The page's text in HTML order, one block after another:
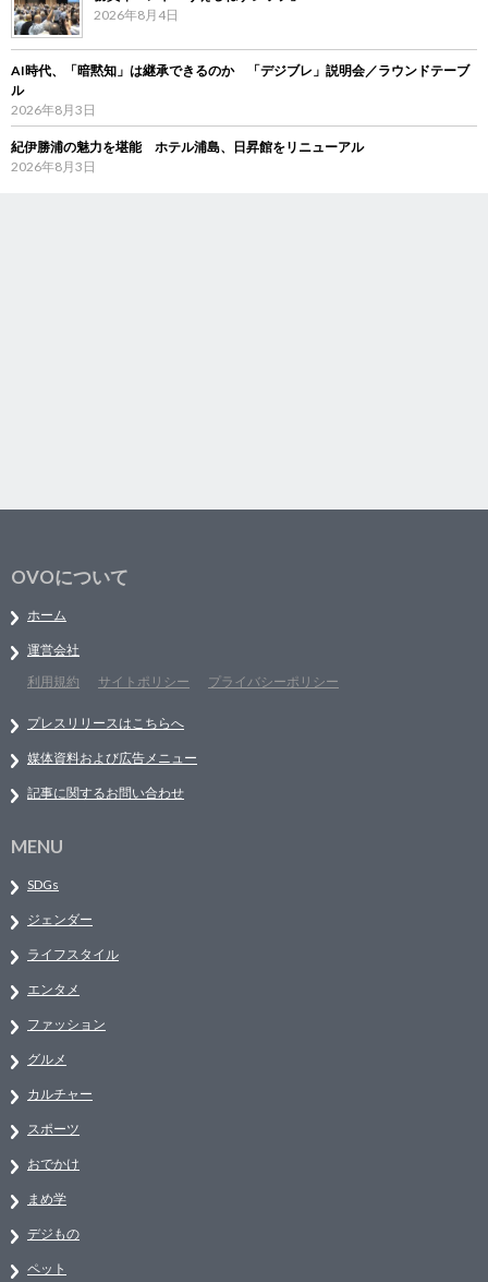
2026年8月4日
AI時代、「暗黙知」は継承できるのか 「デジブレ」説明会／ラウンドテーブ
ル
2026年8月3日
紀伊勝浦の魅力を堪能 ホテル浦島、日昇館をリニューアル
2026年8月3日
OVOについて
ホーム
運営会社
利用規約
サイトポリシー プライバシーポリシー
プレスリリースはこちらへ
媒体資料および広告メニュー
記事に関するお問い合わせ
MENU
SDGs
ジェンダー
ライフスタイル
エンタメ
ファッション
グルメ
カルチャー
スポーツ
おでかけ
まめ学
デジもの
ペット